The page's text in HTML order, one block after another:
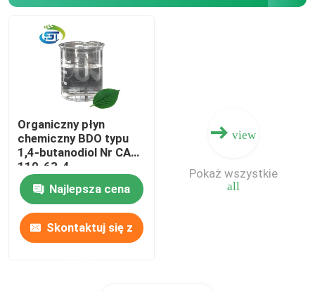
Organiczny płyn
chemiczny BDO typu
1,4-butanodiol Nr CAS
110-63-4
Najlepsza cena
Skontaktuj się z
view
all
Pokaż wszystkie